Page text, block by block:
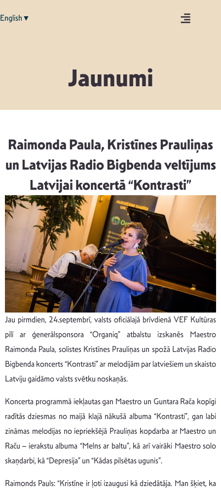
English▼
Jaunumi
Raimonda Paula, Kristīnes Prauliņas
un Latvijas Radio Bigbenda veltījums
Latvijai koncertā “Kontrasti”
Jau pirmdien, 24.septembrī, valsts oficiālajā brīvdienā VEF Kultūras
pilī ar ģenerālsponsora “Organiq” atbalstu izskanēs Maestro
Raimonda Paula, solistes Kristīnes Prauliņas un spožā Latvijas Radio
Bigbenda koncerts “Kontrasti” ar melodijām par latviešiem un skaisto
Latviju gaidāmo valsts svētku noskaņās.
Koncerta programmā iekļautas gan Maestro un Guntara Rača kopīgi
radītās dziesmas no maijā klajā nākušā albuma “Kontrasti”, gan labi
zināmas melodijas no iepriekšējā Prauliņas kopdarba ar Maestro un
Raču – ierakstu albuma “Melns ar baltu”, kā arī vairāki Maestro solo
skaņdarbi, kā “Depresija” un “Kādas pilsētas ugunis”.
Raimonds Pauls: “Kristīne ir ļoti izaugusi kā dziedātāja. Man šķiet, ka